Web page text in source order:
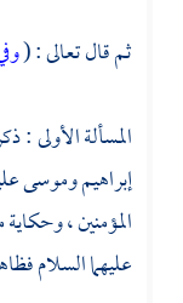
ثم قال تعالى : (
المسألة الأولى :
إبراهيموموسى
المؤمنين ، وحكاية
عليهما السلام